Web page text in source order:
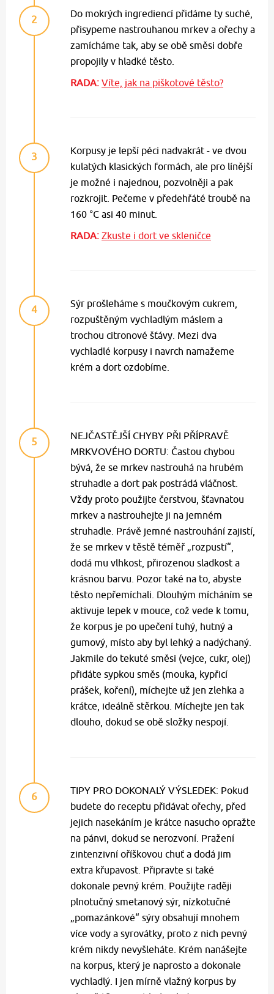
2
Do mokrých ingrediencí přidáme ty suché,
přisypeme nastrouhanou mrkev a ořechy a
zamícháme tak, aby se obě směsi dobře
propojily v hladké těsto.
RADA: Víte, jak na piškotové těsto?
3
Korpusy je lepší péci nadvakrát - ve dvou
kulatých klasických formách, ale pro línější
je možné i najednou, pozvolněji a pak
rozkrojit. Pečeme v předehřáté troubě na
160 °C asi 40 minut.
RADA: Zkuste i dort ve skleničce
4
Sýr prošleháme s moučkovým cukrem,
rozpuštěným vychladlým máslem a
trochou citronové šťávy. Mezi dva
vychladlé korpusy i navrch namažeme
krém a dort ozdobíme.
5
NEJČASTĚJŠÍ CHYBY PŘI PŘÍPRAVĚ
MRKVOVÉHO DORTU: Častou chybou
bývá, že se mrkev nastrouhá na hrubém
struhadle a dort pak postrádá vláčnost.
Vždy proto použijte čerstvou, šťavnatou
mrkev a nastrouhejte ji na jemném
struhadle. Právě jemné nastrouhání zajistí,
že se mrkev v těstě téměř „rozpustí“,
dodá mu vlhkost, přirozenou sladkost a
krásnou barvu. Pozor také na to, abyste
těsto nepřemíchali. Dlouhým mícháním se
aktivuje lepek v mouce, což vede k tomu,
že korpus je po upečení tuhý, hutný a
gumový, místo aby byl lehký a nadýchaný.
Jakmile do tekuté směsi (vejce, cukr, olej)
přidáte sypkou směs (mouka, kypřicí
prášek, koření), míchejte už jen zlehka a
krátce, ideálně stěrkou. Míchejte jen tak
dlouho, dokud se obě složky nespojí.
6
TIPY PRO DOKONALÝ VÝSLEDEK: Pokud
budete do receptu přidávat ořechy, před
jejich nasekáním je krátce nasucho opražte
na pánvi, dokud se nerozvoní. Pražení
zintenzivní oříškovou chuť a dodá jim
extra křupavost. Připravte si také
dokonale pevný krém. Použijte raději
plnotučný smetanový sýr, nízkotučné
„pomazánkové“ sýry obsahují mnohem
více vody a syrovátky, proto z nich pevný
krém nikdy nevyšleháte. Krém nanášejte
na korpus, který je naprosto a dokonale
vychladlý. I jen mírně vlažný korpus by